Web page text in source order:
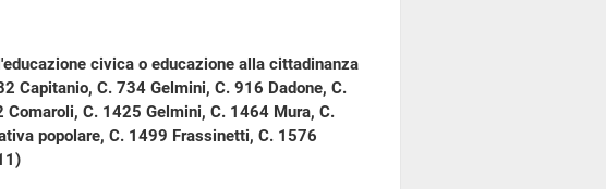
civica o educazione alla cittadinanza
Capitanio, C. 734 Gelmini, C. 916 Dadone, C.
C. 1425 Gelmini, C. 1464 Mura, C.
popolare, C. 1499 Frassinetti, C. 1576